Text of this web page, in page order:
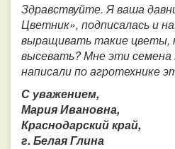
Здравствуйте. Я ваша
Цветник», подписалась и
выращивать такие цветы,
высевать? Мне эти семена
написали по агротехнике
С уважением,
Мария Ивановна,
Краснодарский край,
г. Белая Глина